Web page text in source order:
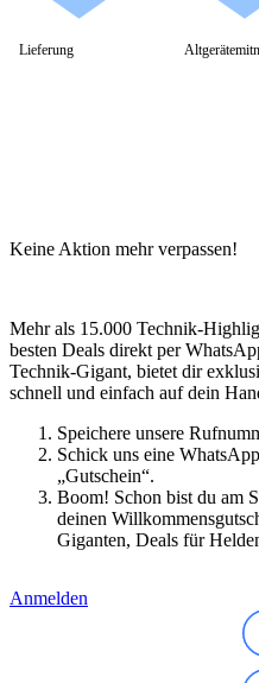
Lieferung
Keine Aktion mehr verpassen!
Mehr als 15.000 Technik-
besten Deals direkt per
Technik-Gigant, bietet dir
schnell und einfach auf dein
Speichere unsere
Schick uns eine
„Gutschein“.
Boom! Schon bist du am
deinen
Giganten, Deals für
Anmelden